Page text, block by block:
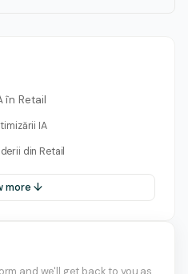
în Retail
IA
din Retail
more ↓
and we'll get back to you as